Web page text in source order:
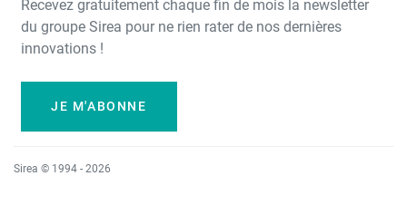
Recevez gratuitement chaque fin de mois la newsletter
du groupe Sirea pour ne rien rater de nos dernières
innovations !
JE M'ABONNE
Sirea © 1994 - 2026